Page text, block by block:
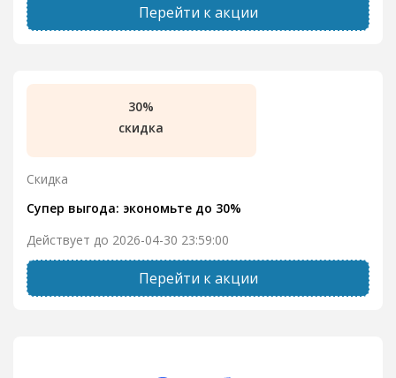
Перейти к акции
30%
скидка
Скидка
Супер выгода: экономьте до 30%
Действует до 2026-04-30 23:59:00
Перейти к акции